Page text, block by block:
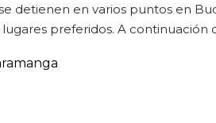
detienen en varios puntos en
preferidos. A